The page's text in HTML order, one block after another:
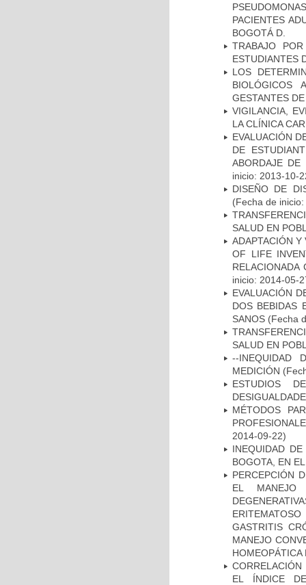
PACIENTES
BOGOTÁ D.
TRABAJO
ESTUDIANTES
LOS
BIOLÓGICOS
GESTANTES
VIGILANCIA,
LA CLÍNICA
EVALUACIÓN
DE
ABORDAJE
inicio: 2013-10-
DISEÑO DE
(Fecha de
SALUD EN
ADAPTACIÓN
OF LIFE
inicio: 2014-05-
EVALUACIÓN
DOS BEBIDAS
SANOS (Fecha
SALUD EN
--INEQUIDAD
MEDICIÓN
ESTUDIOS
MÉTODOS
2014-09-22)
INEQUIDAD
BOGOTA, EN
PERCEPCIÓN
EL MANEJO
GASTRITIS
MANEJO
EL ÍNDICE DE